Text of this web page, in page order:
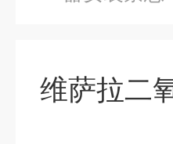
维萨拉二